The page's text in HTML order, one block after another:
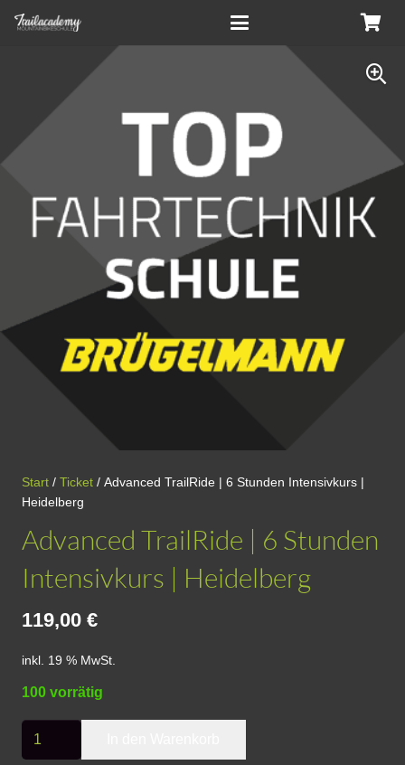
Start / Ticket / Advanced TrailRide | 6 Stunden Intensivkurs |
Heidelberg
Advanced TrailRide | 6 Stunden
Intensivkurs | Heidelberg
119,00 €
inkl. 19 % MwSt.
100 vorrätig
Advanced
TrailRide